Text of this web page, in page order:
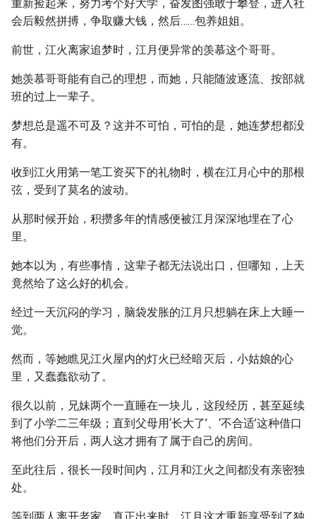
重新捡起来，努力考个好大学，奋发图强敢于攀登，进入社
会后毅然拼搏，争取赚大钱，然后……包养姐姐。
前世，江火离家追梦时，江月便异常的羡慕这个哥哥。
她羡慕哥哥能有自己的理想，而她，只能随波逐流、按部就
班的过上一辈子。
梦想总是遥不可及？这并不可怕，可怕的是，她连梦想都没
有。
收到江火用第一笔工资买下的礼物时，横在江月心中的那根
弦，受到了莫名的波动。
从那时候开始，积攒多年的情感便被江月深深地埋在了心
里。
她本以为，有些事情，这辈子都无法说出口，但哪知，上天
竟然给了这么好的机会。
经过一天沉闷的学习，脑袋发胀的江月只想躺在床上大睡一
觉。
然而，等她瞧见江火屋内的灯火已经暗灭后，小姑娘的心
里，又蠢蠢欲动了。
很久以前，兄妹两个一直睡在一块儿，这段经历，甚至延续
到了小学二三年级；直到父母用‘长大了’、‘不合适’这种借口
将他们分开后，两人这才拥有了属于自己的房间。
至此往后，很长一段时间内，江月和江火之间都没有亲密独
处。